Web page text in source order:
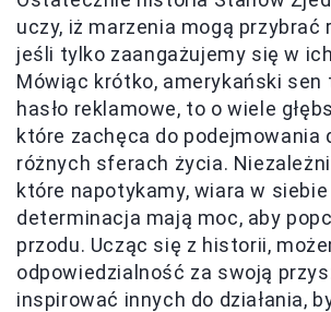
uczy, iż marzenia mogą przybrać
jeśli tylko zaangażujemy się w
Mówiąc krótko, amerykański sen
hasło reklamowe, to o wiele
które zachęca do podejmowania
różnych sferach życia.
które napotykamy, wiara w
determinacja mają moc, aby
przodu. Ucząc się z historii,
odpowiedzialność za swoją
inspirować innych do działania,